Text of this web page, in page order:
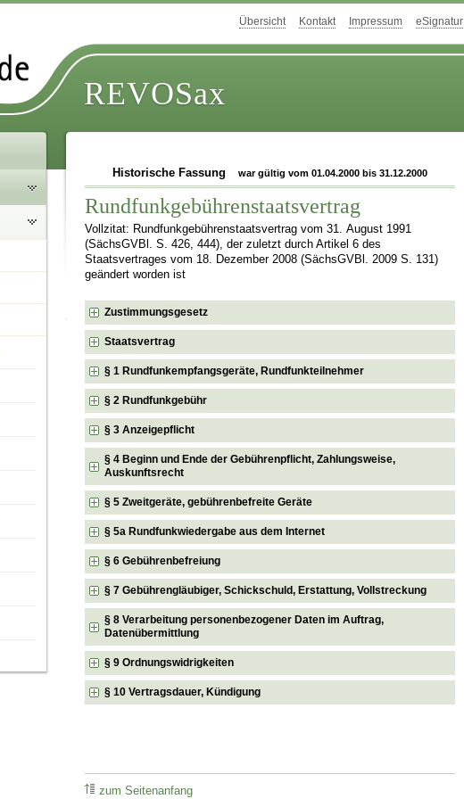
Übersicht Kontakt Impressum eSignatur
REVOSax
Historische Fassung war gültig vom 01.04.2000 bis 31.12.2000
Rundfunkgebührenstaatsvertrag
Vollzitat: Rundfunkgebührenstaatsvertrag vom 31. August 1991
(SächsGVBl. S. 426, 444), der zuletzt durch Artikel 6 des
Staatsvertrages vom 18. Dezember 2008 (SächsGVBl. 2009 S. 131)
geändert worden ist
Zustimmungsgesetz
Staatsvertrag
§ 1 Rundfunkempfangsgeräte, Rundfunkteilnehmer
§ 2 Rundfunkgebühr
§ 3 Anzeigepflicht
§ 4 Beginn und Ende der Gebührenpflicht, Zahlungsweise,
Auskunftsrecht
§ 5 Zweitgeräte, gebührenbefreite Geräte
§ 5a Rundfunkwiedergabe aus dem Internet
§ 6 Gebührenbefreiung
§ 7 Gebührengläubiger, Schickschuld, Erstattung, Vollstreckung
§ 8 Verarbeitung personenbezogener Daten im Auftrag,
Datenübermittlung
§ 9 Ordnungswidrigkeiten
§ 10 Vertragsdauer, Kündigung
zum Seitenanfang